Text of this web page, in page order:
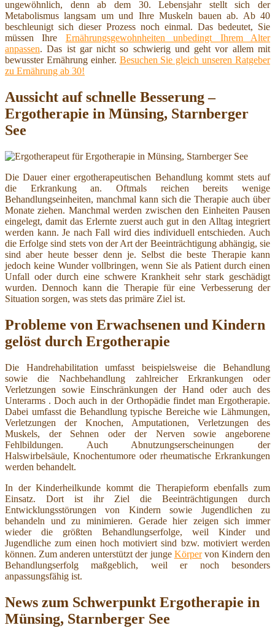
ungewöhnlich, denn ab dem 30. Lebensjahr stellt sich der
Metabolismus langsam um und Ihre Muskeln bauen ab. Ab 40
beschleunigt sich dieser Prozess noch einmal. Das bedeutet, Sie
müssen Ihre Ernährungsgewohnheiten unbedingt Ihrem Alter
anpassen. Das ist gar nicht so schwierig und geht vor allem mit
bewusster Ernährung einher. Besuchen Sie gleich unseren Ratgeber
zu Ernährung ab 30!
Aussicht auf schnelle Besserung –
Ergotherapie in Münsing, Starnberger
See
Die Dauer einer ergotherapeutischen Behandlung kommt stets auf
die Erkrankung an. Oftmals reichen bereits wenige
Behandlungseinheiten, manchmal kann sich die Therapie auch über
Monate ziehen. Manchmal werden zwischen den Einheiten Pausen
eingelegt, damit das Erlernte zuerst auch gut in den Alltag integriert
werden kann. Je nach Fall wird dies individuell entschieden. Auch
die Erfolge sind stets von der Art der Beeinträchtigung abhängig, sie
sind aber heute besser denn je. Selbst die beste Therapie kann
jedoch keine Wunder vollbringen, wenn Sie als Patient durch einen
Unfall oder durch eine schwere Krankheit sehr stark geschädigt
wurden. Dennoch kann die Therapie für eine Verbesserung der
Situation sorgen, was stets das primäre Ziel ist.
Probleme von Erwachsenen und Kindern
gelöst durch Ergotherapie
Die Handrehabilitation umfasst beispielsweise die Behandlung
sowie die Nachbehandlung zahlreicher Erkrankungen oder
Verletzungen sowie Einschränkungen der Hand oder auch des
Unterarms . Doch auch in der Orthopädie findet man Ergotherapie.
Dabei umfasst die Behandlung typische Bereiche wie Lähmungen,
Verletzungen der Knochen, Amputationen, Verletzungen des
Muskels, der Sehnen oder der Nerven sowie angeborene
Fehlbildungen. Auch Abnutzungserscheinungen der
Halswirbelsäule, Knochentumore oder rheumatische Erkrankungen
werden behandelt.
In der Kinderheilkunde kommt die Therapieform ebenfalls zum
Einsatz. Dort ist ihr Ziel die Beeinträchtigungen durch
Entwicklungsstörungen von Kindern sowie Jugendlichen zu
behandeln und zu minimieren. Gerade hier zeigen sich immer
wieder die größten Behandlungserfolge, weil Kinder und
Jugendliche zum einen hoch motiviert sind bzw. motiviert werden
können. Zum anderen unterstützt der junge Körpervon Kindern den
Behandlungserfolg maßgeblich, weil er noch besonders
anpassungsfähig ist.
News zum Schwerpunkt Ergotherapie in
Münsing, Starnberger See